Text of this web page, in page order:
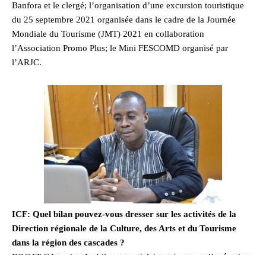
Banfora et le clergé; l’organisation d’une excursion touristique
du 25 septembre 2021 organisée dans le cadre de la Journée
Mondiale du Tourisme (JMT) 2021 en collaboration
l’Association Promo Plus; le Mini FESCOMD organisé par
l’ARJC.
ICF: Quel bilan pouvez-vous dresser sur les activités de la
Direction régionale de la Culture, des Arts et du Tourisme
dans la région des cascades ?